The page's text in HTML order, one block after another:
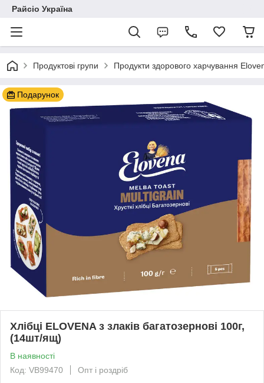
Райсіо Україна
Продуктові групи Продукти здорового харчування
Подарунок
Хлібці ELOVENA з злаків багатозернові 100г,
(14шт/ящ)
В наявності
Код: VB99470
Опт і роздріб